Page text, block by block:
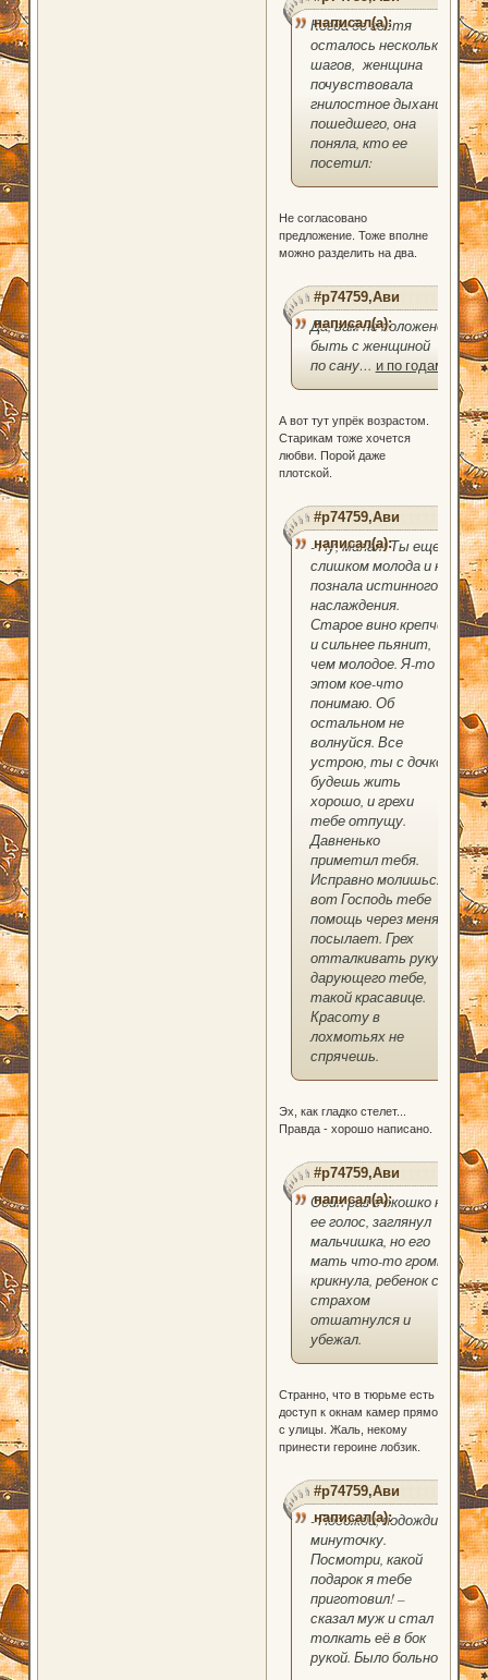
написал(а):
Когда до гостя
осталось несколько
шагов, женщина
почувствовала
гнилостное дыхание
пошедшего, она
поняла, кто ее
посетил:
Не согласовано
предложение. Тоже вполне
можно разделить на два.
#p74759,Ави
написал(а):
Да, вам не положено
быть с женщиной
по сану… и по годам
А вот тут упрёк возрастом.
Старикам тоже хочется
любви. Порой даже
плотской.
#p74759,Ави
написал(а):
- Ну, милая! Ты еще
слишком молода и не
познала истинного
наслаждения.
Старое вино крепче
и сильнее пьянит,
чем молодое. Я-то в
этом кое-что
понимаю. Об
остальном не
волнуйся. Все
устрою, ты с дочкой
будешь жить
хорошо, и грехи
тебе отпущу.
Давненько
приметил тебя.
Исправно молишься,
вот Господь тебе
помощь через меня и
посылает. Грех
отталкивать руку
дарующего тебе,
такой красавице.
Красоту в
лохмотьях не
спрячешь.
Эх, как гладко стелет...
Правда - хорошо написано.
#p74759,Ави
написал(а):
Один раз в окошко на
ее голос, заглянул
мальчишка, но его
мать что-то громко
крикнула, ребенок со
страхом
отшатнулся и
убежал.
Странно, что в тюрьме есть
доступ к окнам камер прямо
с улицы. Жаль, некому
принести героине лобзик.
#p74759,Ави
написал(а):
- Подожди, подожди
минуточку.
Посмотри, какой
подарок я тебе
приготовил! –
сказал муж и стал
толкать её в бок
рукой. Было больно.